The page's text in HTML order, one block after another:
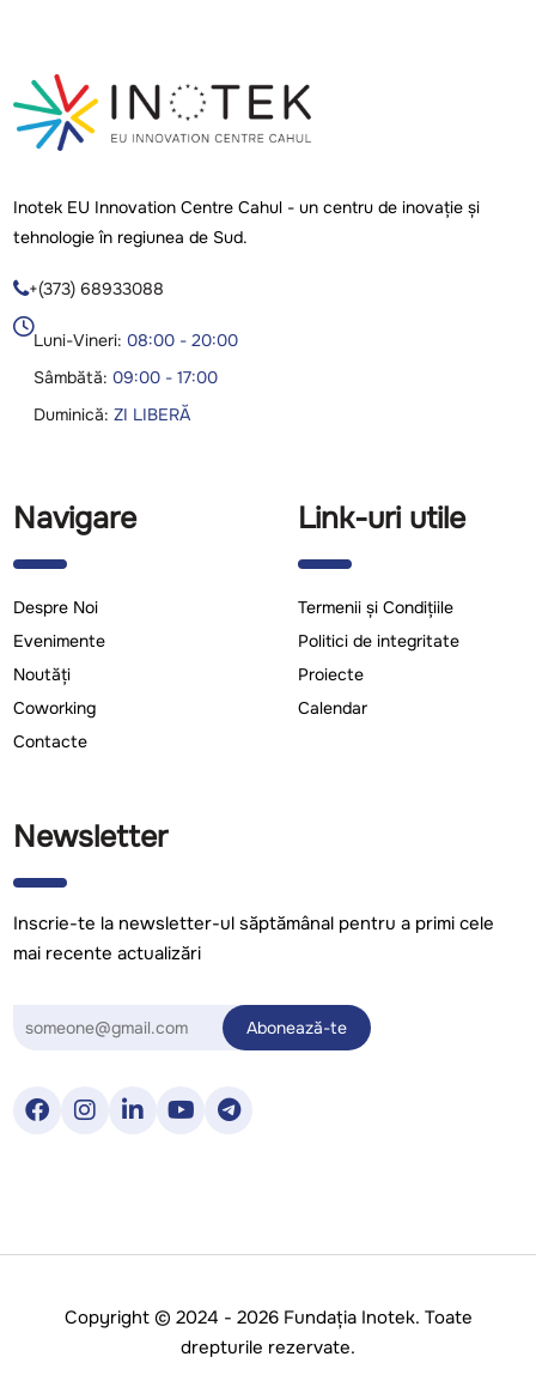
Inotek EU Innovation Centre Cahul - un centru de inovație și
tehnologie în regiunea de Sud.
+(373) 68933088

Luni-Vineri:08:00 - 20:00
Sâmbătă:09:00 - 17:00
Duminică:ZI LIBERĂ
Navigare
Despre Noi
Evenimente
Noutăți
Coworking
Contacte
Link-uri utile
Termenii și Condițiile
Politici de integritate
Proiecte
Calendar
Newsletter
Inscrie-te la newsletter-ul săptămânal pentru a primi cele
mai recente actualizări
Copyright © 2024 - 2026 Fundația Inotek. Toate
drepturile rezervate.